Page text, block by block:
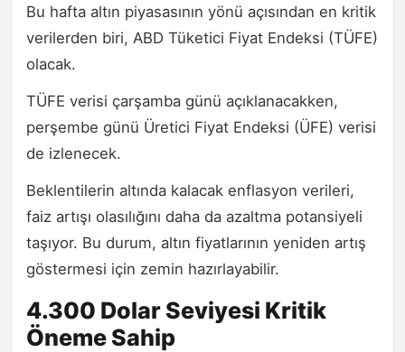
Bu hafta altın piyasasının yönü açısından en kritik
verilerden biri, ABD Tüketici Fiyat Endeksi (TÜFE)
olacak.
TÜFE verisi çarşamba günü açıklanacakken,
perşembe günü Üretici Fiyat Endeksi (ÜFE) verisi
de izlenecek.
Beklentilerin altında kalacak enflasyon verileri,
faiz artışı olasılığını daha da azaltma potansiyeli
taşıyor. Bu durum, altın fiyatlarının yeniden artış
göstermesi için zemin hazırlayabilir.
4.300 Dolar Seviyesi Kritik
Öneme Sahip